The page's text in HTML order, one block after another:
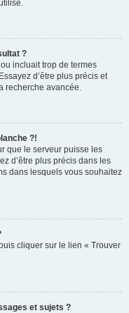
?
incluait trop de termes
d’être plus précis et
recherche avancée.
?!
que le serveur puisse les
d’être plus précis dans les
dans lesquels vous souhaitez
cliquer sur le lien « Trouver
et sujets ?